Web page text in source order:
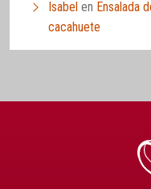
Isabel en Ensalada
cacahuete